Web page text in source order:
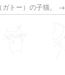
ガトー）の子猫。 →